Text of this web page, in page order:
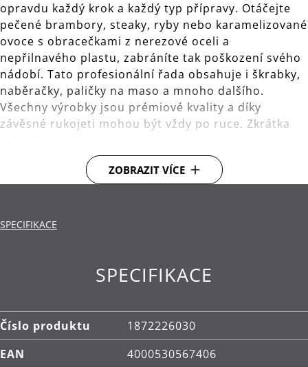
opravdu každý krok a každý typ přípravy. Otáčejte
pečené brambory, steaky, ryby nebo karamelizované
ovoce s obracečkami z nerezové oceli a
nepřilnavého plastu, zabráníte tak poškození svého
nádobí. Tato profesionální řada obsahuje i škrabky,
naběračky, paličky na maso a mnoho dalšího.
Všechny výrobky jsou prémiové kvality a díky
závěsné rukojeti mohou být vždy po ruce. Zkrátka
S praktickým okem pro uložení na závěsné tyči s
Cromargan®.
ZOBRAZIT VÍCE
SPECIFIKACE
SPECIFIKACE
Číslo produktu
1872226030
EAN
4000530567406